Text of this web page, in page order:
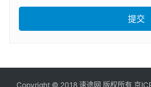
提交
Copyright © 2018 速途网 版权所有 京